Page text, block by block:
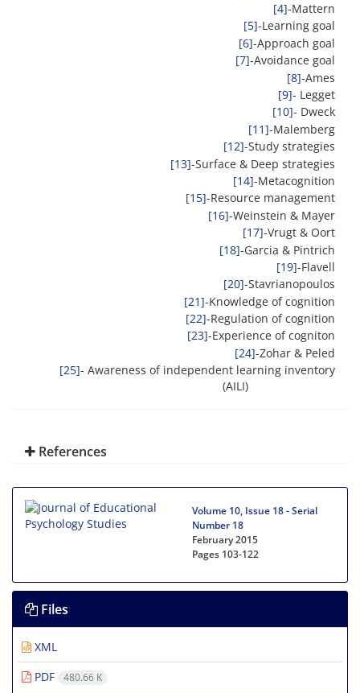
[4]-Mattern
[5]-Learning goal
[6]-Approach goal
[7]-Avoidance goal
[8]-Ames
[9]- Legget
[10]- Dweck
[11]-Malemberg
[12]-Study strategies
[13]-Surface & Deep strategies
[14]-Metacognition
[15]-Resource management
[16]-Weinstein & Mayer
[17]-Vrugt & Oort
[18]-Garcia & Pintrich
[19]-Flavell
[20]-Stavrianopoulos
[21]-Knowledge of cognition
[22]-Regulation of cognition
[23]-Experience of cogniton
[24]-Zohar & Peled
[25]- Awareness of independent learning inventory
(AILI)
References
Volume 10, Issue 18 - Serial
Number 18
February 2015
Pages 103-122
Files
XML
PDF
480.66 K